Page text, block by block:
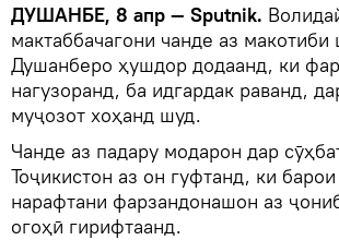
ДУШАНБЕ, 8 апр — Sputnik.
мактаббачагони чанде аз макотиби
Душанберо ҳушдор додаанд, ки
нагузоранд, ба идгардак раванд,
муҷозот хоҳанд шуд.
Чанде аз падару модарон дар
Тоҷикистон аз он гуфтанд, ки барои
нарафтани фарзандонашон аз
огоҳӣ гирифтаанд.